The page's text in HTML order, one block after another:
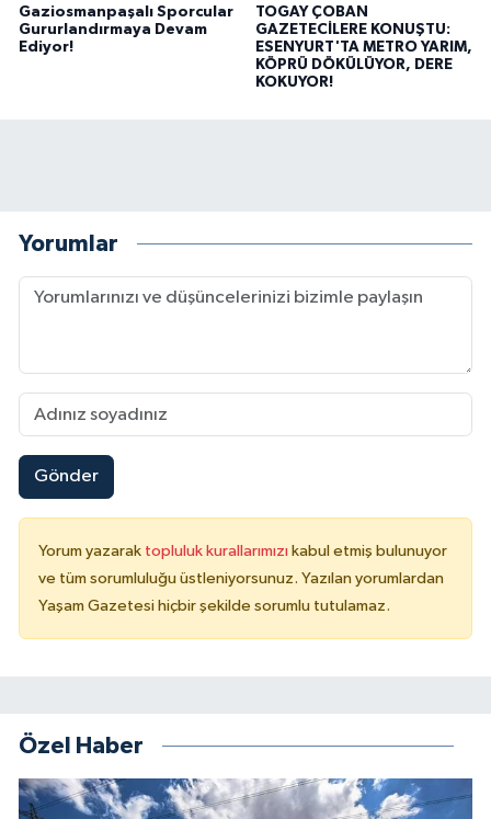
Gaziosmanpaşalı Sporcular
Gururlandırmaya Devam
Ediyor!
TOGAY ÇOBAN
GAZETECİLERE KONUŞTU:
ESENYURT'TA METRO YARIM,
KÖPRÜ DÖKÜLÜYOR, DERE
KOKUYOR!
Yorumlar
Gönder
Yorum yazarak topluluk kurallarımızı kabul etmiş bulunuyor
ve tüm sorumluluğu üstleniyorsunuz. Yazılan yorumlardan
Yaşam Gazetesi hiçbir şekilde sorumlu tutulamaz.
Özel Haber